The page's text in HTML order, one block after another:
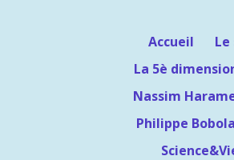
Accueil
La 5è
Nassim
Philippe Bobola